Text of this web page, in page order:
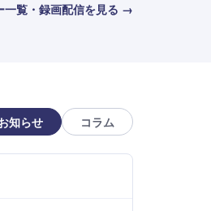
一覧・録画配信を見る →
知らせ コラム